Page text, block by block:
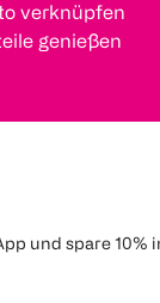
verknüpfen
genießen
und spare 10%